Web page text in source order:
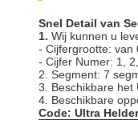
Snel Detail van
1. Wij kunnen u
- Cijfergrootte: van
- Cijfer Numer: 1,
2. Segment: 7
3. Beschikbare het
4. Beschikbare
Code: Ultra